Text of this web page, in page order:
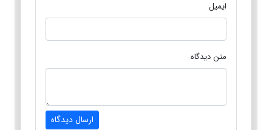
ایمیل
متن دیدگاه
ارسال دیدگاه